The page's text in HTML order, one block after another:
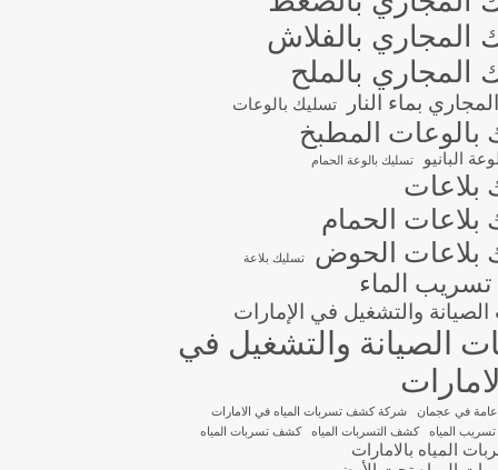
المجاري بالفلاش
المجاري بالملح
بماء النار تسليك بالوعات
بالوعات المطبخ
البانيو تسليك بالوعة الحمام
بلاعات
بلاعات الحمام
بلاعات الحوض
تسليك بلاعة
تسريب الماء
والتشغيل في الإمارات
الصيانة والتشغيل في
في عجمان
شركة كشف تسربات المياه في الامارات
المياه
كشف التسربات المياه كشف تسربات المياه
المياه بالامارات